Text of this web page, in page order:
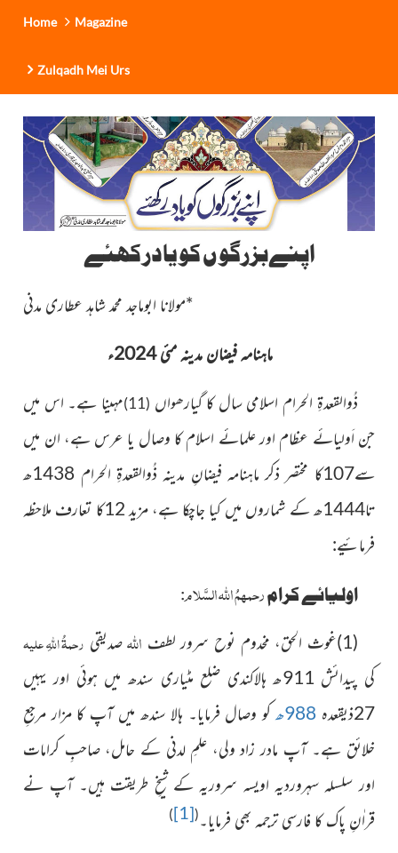
Home Magazine
Zulqadh Mei Urs
اپنےبزرگو ں کو یادرکھئے
*مولانا ابوماجد محمد شاہد عطاری مدنی
ماہنامہ فیضان مدینہ مئی 2024ء
ذُوالقعدۃِ الحرام اسلامی سال کا گیارھواں (11)
مہینا ہے۔ اس میں
جن اَولیائے عظام اور علمائے اسلام کا وصال یا عرسہے، ان میں
سے107کا مختصر ذکر ماہنامہ فیضانِ مدینہ ذُوالقعدۃِ
الحرام 1438ھ
تا1444ھ کے شماروں میں کیا جاچکا ہے، مزید 12کا تعارف ملاحظہ
فرمائیے:
اولیائے کرامرحمہمُ اللہ السَّلام:
(1)غوث الحق، مخدوم نوح سرور لطف اللہصدیقی رحمۃُ اللہِ علیہ
کی پیدائش 911ھ ہالاکندی ضلع مٹیاری سندھ میں ہوئی
اور یہیں
27ذیقعدہ
988ھ کو وصال فرمایا۔ ہالا سندھ میں آپکا مزار مرجعِ
خلائق ہے۔ آپ مادر زاد ولی، علمِ لدنی کے حامل،صاحبِ کرامات
اور سلسلہ سہروردیہ اویسہ سروریہ کے شیخِ طریقت ہیں۔ آپ نے
قراٰنِ پاک کا فارسی ترجمہ بھی فرمایا۔(
[1]
)